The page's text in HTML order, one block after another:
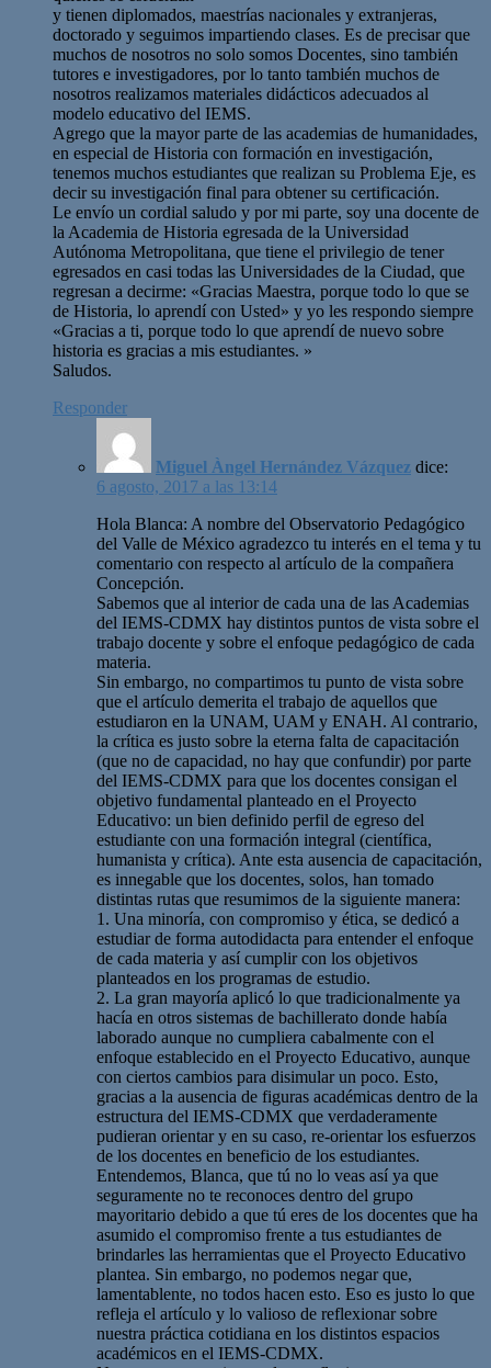
y tienen diplomados, maestrías nacionales y extranjeras,
doctorado y seguimos impartiendo clases. Es de precisar que
muchos de nosotros no solo somos Docentes, sino también
tutores e investigadores, por lo tanto también muchos de
nosotros realizamos materiales didácticos adecuados al
modelo educativo del IEMS.
Agrego que la mayor parte de las academias de humanidades,
en especial de Historia con formación en investigación,
tenemos muchos estudiantes que realizan su Problema Eje, es
decir su investigación final para obtener su certificación.
Le envío un cordial saludo y por mi parte, soy una docente de
la Academia de Historia egresada de la Universidad
Autónoma Metropolitana, que tiene el privilegio de tener
egresados en casi todas las Universidades de la Ciudad, que
regresan a decirme: «Gracias Maestra, porque todo lo que se
de Historia, lo aprendí con Usted» y yo les respondo siempre
«Gracias a ti, porque todo lo que aprendí de nuevo sobre
historia es gracias a mis estudiantes. »
Saludos.
Responder
Miguel Àngel Hernández Vázquez dice:
6 agosto, 2017 a las 13:14
Hola Blanca: A nombre del Observatorio Pedagógico
del Valle de México agradezco tu interés en el tema y tu
comentario con respecto al artículo de la compañera
Concepción.
Sabemos que al interior de cada una de las Academias
del IEMS-CDMX hay distintos puntos de vista sobre el
trabajo docente y sobre el enfoque pedagógico de cada
materia.
Sin embargo, no compartimos tu punto de vista sobre
que el artículo demerita el trabajo de aquellos que
estudiaron en la UNAM, UAM y ENAH. Al contrario,
la crítica es justo sobre la eterna falta de capacitación
(que no de capacidad, no hay que confundir) por parte
del IEMS-CDMX para que los docentes consigan el
objetivo fundamental planteado en el Proyecto
Educativo: un bien definido perfil de egreso del
estudiante con una formación integral (científica,
humanista y crítica). Ante esta ausencia de capacitación,
es innegable que los docentes, solos, han tomado
distintas rutas que resumimos de la siguiente manera:
1. Una minoría, con compromiso y ética, se dedicó a
estudiar de forma autodidacta para entender el enfoque
de cada materia y así cumplir con los objetivos
planteados en los programas de estudio.
2. La gran mayoría aplicó lo que tradicionalmente ya
hacía en otros sistemas de bachillerato donde había
laborado aunque no cumpliera cabalmente con el
enfoque establecido en el Proyecto Educativo, aunque
con ciertos cambios para disimular un poco. Esto,
gracias a la ausencia de figuras académicas dentro de la
estructura del IEMS-CDMX que verdaderamente
pudieran orientar y en su caso, re-orientar los esfuerzos
de los docentes en beneficio de los estudiantes.
Entendemos, Blanca, que tú no lo veas así ya que
seguramente no te reconoces dentro del grupo
mayoritario debido a que tú eres de los docentes que ha
asumido el compromiso frente a tus estudiantes de
brindarles las herramientas que el Proyecto Educativo
plantea. Sin embargo, no podemos negar que,
lamentablente, no todos hacen esto. Eso es justo lo que
refleja el artículo y lo valioso de reflexionar sobre
nuestra práctica cotidiana en los distintos espacios
académicos en el IEMS-CDMX.